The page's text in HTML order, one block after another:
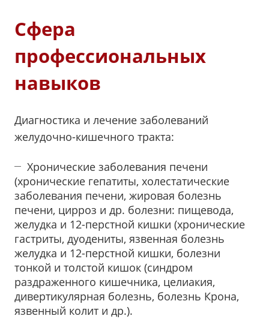
Сфера
профессиональных
навыков
Диагностика и лечение заболеваний
желудочно-кишечного тракта:
Хронические заболевания печени
(хронические гепатиты, холестатические
заболевания печени, жировая болезнь
печени, цирроз и др. болезни: пищевода,
желудка и 12-перстной кишки (хронические
гастриты, дуодениты, язвенная болезнь
желудка и 12-перстной кишки, болезни
тонкой и толстой кишок (синдром
раздраженного кишечника, целиакия,
дивертикулярная болезнь, болезнь Крона,
язвенный колит и др.).